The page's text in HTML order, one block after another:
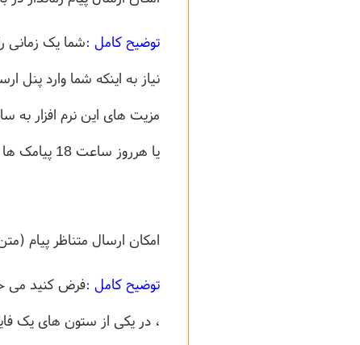
توضیح کامل :شما یک
یا هرروز ساعت 18 پیامک ها به مخاطبان ارسال شوند )
امکان ارسال متناظر پیام
توضیح کامل :
، در یکی از ستون های یک